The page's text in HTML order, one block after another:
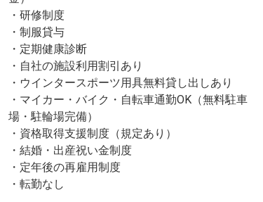
・研修制度
・制服貸与
・定期健康診断
・自社の施設利用割引あり
・ウインタースポーツ用具無料貸し出しあり
・マイカー・バイク・自転車通勤OK（無料駐車
場・駐輪場完備）
・資格取得支援制度（規定あり）
・結婚・出産祝い金制度
・定年後の再雇用制度
・転勤なし